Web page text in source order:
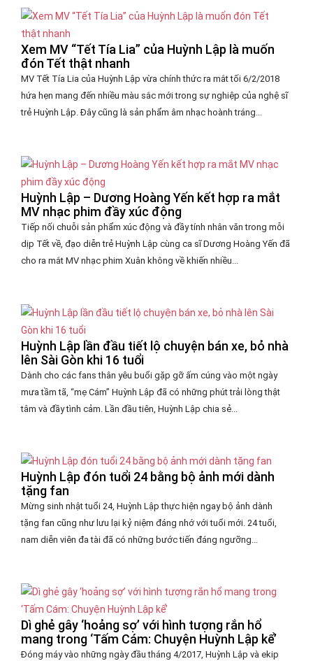
Xem MV “Tết Tía Lia” của Huỳnh Lập là muốn
đón Tết thật nhanh
MV Tết Tía Lia của Huỳnh Lập vừa chính thức ra mắt tối 6/2/2018
hứa hẹn mang đến nhiều màu sắc mới trong sự nghiệp của nghệ sĩ
trẻ Huỳnh Lập. Đây cũng là sản phẩm âm nhạc hoành tráng...
Huỳnh Lập – Dương Hoàng Yến kết hợp ra mắt
MV nhạc phim đầy xúc động
Tiếp nối chuỗi sản phẩm xúc động và đầy tính nhân văn trong mỗi
dịp Tết về, đạo diễn trẻ Huỳnh Lập cùng ca sĩ Dương Hoàng Yến đã
cho ra mắt MV nhạc phim Xuân không về khiến nhiều...
Huỳnh Lập lần đầu tiết lộ chuyện bán xe, bỏ nhà
lên Sài Gòn khi 16 tuổi
Dành cho các fans thân yêu buổi gặp gỡ ấm cúng vào một ngày
mưa tầm tã, “mẹ Cám” Huỳnh Lập đã có những phút trải lòng thật
tâm và đầy tình cảm. Lần đầu tiên, Huỳnh Lập chia sẻ...
Huỳnh Lập đón tuổi 24 bằng bộ ảnh mới dành
tặng fan
Mừng sinh nhật tuổi 24, Huỳnh Lập thực hiện ngay bộ ảnh dành
tặng fan cũng như lưu lại kỷ niệm đáng nhớ với tuổi mới. 24 tuổi,
nam diễn viên đa tài đã có những bước tiến đáng ngưỡng...
Dì ghẻ gây ‘hoảng sợ’ với hình tượng rắn hổ
mang trong ‘Tấm Cám: Chuyện Huỳnh Lập kể’
Đóng máy vào những ngày đầu tháng 4/2017, Huỳnh Lập và ekip